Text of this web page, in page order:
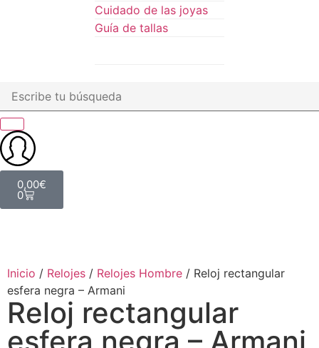
Cuidado de las joyas
Guía de tallas
0,00€
0
Inicio / Relojes / Relojes Hombre / Reloj rectangular
esfera negra – Armani
Reloj rectangular